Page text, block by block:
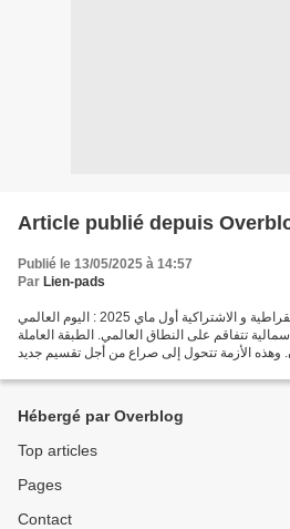
Article publié depuis
Publié le 13/05/2025 à 14:57
Par Lien-pads
الحزب الجزائري من أجل الديمقراطية و الاشتراكية أول ماي 2025 : اليوم العالمي
تتفاقم على النطاق العالمي. الطبقة العاملة
وهذه الأزمة تتحول إلى صراع من أجل تقسيم جديد
Hébergé par Overblog
Top articles
Pages
Contact